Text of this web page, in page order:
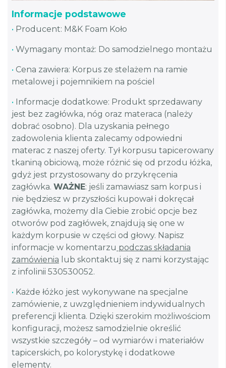
Informacje podstawowe
• Producent: M&K Foam Koło
• Wymagany montaż: Do samodzielnego montażu
• Cena zawiera: Korpus ze stelażem na ramie
metalowej i pojemnikiem na pościel
• Informacje dodatkowe: Produkt sprzedawany
jest bez zagłówka, nóg oraz materaca (należy
dobrać osobno). Dla uzyskania pełnego
zadowolenia klienta zalecamy odpowiedni
materac z naszej oferty. Tył korpusu tapicerowany
tkaniną obiciową, może różnić się od przodu łóżka,
gdyż jest przystosowany do przykręcenia
zagłówka. WAŻNE: jeśli zamawiasz sam korpus i
nie będziesz w przyszłości kupował i dokręcał
zagłówka, możemy dla Ciebie zrobić opcje bez
otworów pod zagłówek, znajdują się one w
każdym korpusie w części od głowy. Napisz
informacje w komentarzu podczas składania
zamówienia lub skontaktuj się z nami korzystając
z infolinii 530530052.
• Każde łóżko jest wykonywane na specjalne
zamówienie, z uwzględnieniem indywidualnych
preferencji klienta. Dzięki szerokim możliwościom
konfiguracji, możesz samodzielnie określić
wszystkie szczegóły – od wymiarów i materiałów
tapicerskich, po kolorystykę i dodatkowe
elementy.